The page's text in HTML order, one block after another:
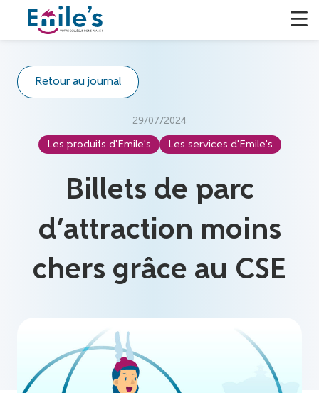
Retour au journal
29/07/2024
Les produits d'Emile's Les services d'Emile's
Billets de parc
d’attraction moins
chers grâce au CSE